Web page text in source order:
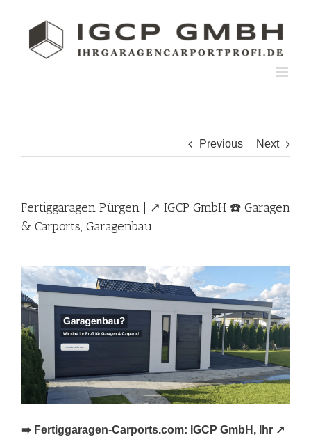
Previous Next
Fertiggaragen Pürgen | ↗️ IGCP GmbH ☎️ Garagen
& Carports, Garagenbau
➡️ Fertiggaragen-Carports.com: IGCP GmbH, Ihr ↗️